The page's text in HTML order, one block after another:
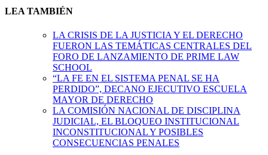
LEA TAMBIÉN
LA CRISIS DE LA JUSTICIA Y EL DERECHO
FUERON LAS TEMÁTICAS CENTRALES DEL
FORO DE LANZAMIENTO DE PRIME LAW
SCHOOL
“LA FE EN EL SISTEMA PENAL SE HA
PERDIDO”, DECANO EJECUTIVO ESCUELA
MAYOR DE DERECHO
LA COMISIÓN NACIONAL DE DISCIPLINA
JUDICIAL, EL BLOQUEO INSTITUCIONAL
INCONSTITUCIONAL Y POSIBLES
CONSECUENCIAS PENALES